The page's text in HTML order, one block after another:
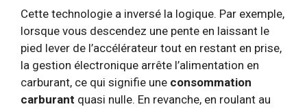
Cette technologie a inversé la logique. Par exemple,
lorsque vous descendez une pente en laissant le
pied lever de l’accélérateur tout en restant en prise,
la gestion électronique arrête l’alimentation en
carburant, ce qui signifie une consommation
carburant quasi nulle. En revanche, en roulant au